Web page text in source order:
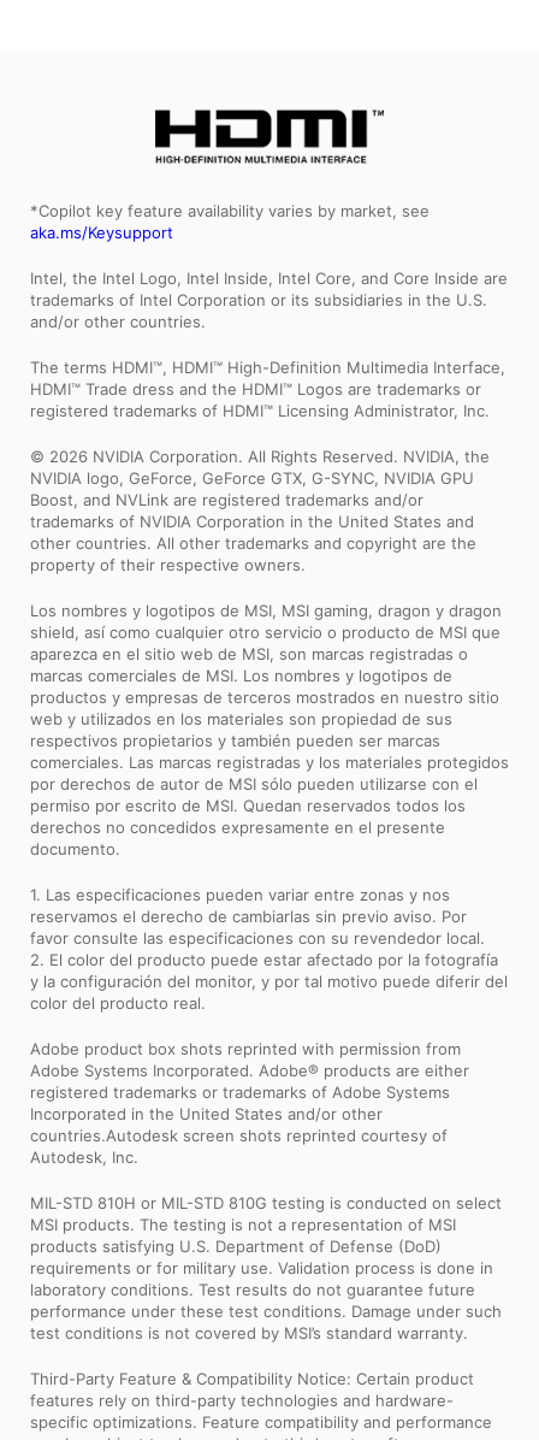
*Copilot key feature availability varies by market, see
aka.ms/Keysupport
Intel, the Intel Logo, Intel Inside, Intel Core, and Core Inside are
trademarks of Intel Corporation or its subsidiaries in the U.S.
and/or other countries.
The terms HDMI™, HDMI™ High-Definition Multimedia Interface,
HDMI™ Trade dress and the HDMI™ Logos are trademarks or
registered trademarks of HDMI™ Licensing Administrator, Inc.
© 2026 NVIDIA Corporation. All Rights Reserved. NVIDIA, the
NVIDIA logo, GeForce, GeForce GTX, G-SYNC, NVIDIA GPU
Boost, and NVLink are registered trademarks and/or
trademarks of NVIDIA Corporation in the United States and
other countries. All other trademarks and copyright are the
property of their respective owners.
Los nombres y logotipos de MSI, MSI gaming, dragon y dragon
shield, así como cualquier otro servicio o producto de MSI que
aparezca en el sitio web de MSI, son marcas registradas o
marcas comerciales de MSI. Los nombres y logotipos de
productos y empresas de terceros mostrados en nuestro sitio
web y utilizados en los materiales son propiedad de sus
respectivos propietarios y también pueden ser marcas
comerciales. Las marcas registradas y los materiales protegidos
por derechos de autor de MSI sólo pueden utilizarse con el
permiso por escrito de MSI. Quedan reservados todos los
derechos no concedidos expresamente en el presente
documento.
1. Las especificaciones pueden variar entre zonas y nos
reservamos el derecho de cambiarlas sin previo aviso. Por
favor consulte las especificaciones con su revendedor local.
2. El color del producto puede estar afectado por la fotografía
y la configuración del monitor, y por tal motivo puede diferir del
color del producto real.
Adobe product box shots reprinted with permission from
Adobe Systems Incorporated. Adobe® products are either
registered trademarks or trademarks of Adobe Systems
Incorporated in the United States and/or other
countries.Autodesk screen shots reprinted courtesy of
Autodesk, Inc.
MIL-STD 810H or MIL-STD 810G testing is conducted on select
MSI products. The testing is not a representation of MSI
products satisfying U.S. Department of Defense (DoD)
requirements or for military use. Validation process is done in
laboratory conditions. Test results do not guarantee future
performance under these test conditions. Damage under such
test conditions is not covered by MSI’s standard warranty.
Third-Party Feature & Compatibility Notice: Certain product
features rely on third-party technologies and hardware-
specific optimizations. Feature compatibility and performance